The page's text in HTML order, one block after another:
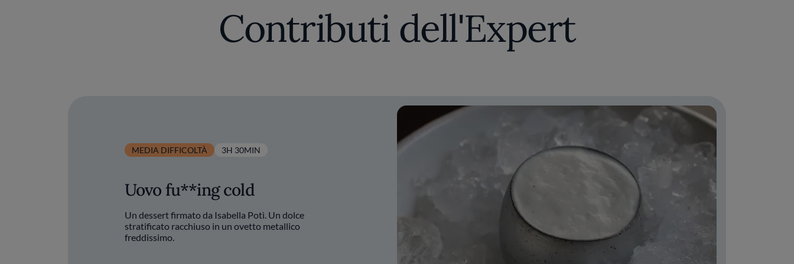
sua formazione internazionale le ha permesso di acquisire una visione aperta e innovativa della pasticceria, integrando influenze diverse
per creare dolci unici. La sua cucina rappresenta un viaggio attraverso sapori e consistenze, invitando i commensali a riscoprire la
tradizione attraverso una prospettiva contemporanea.
Contributi dell'Expert
MEDIA DIFFICOLTÀ 3H 30MIN
Uovo fu**ing cold
Un dessert firmato da Isabella Potì. Un dolce
stratificato racchiuso in un ovetto metallico
freddissimo.